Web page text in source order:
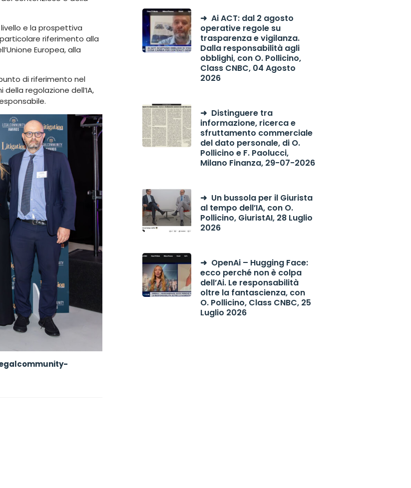
e la prospettiva
riferimento alla
Europea, alla
di riferimento nel
regolazione dell’IA,
Ai ACT: dal 2 agosto
operative regole su
trasparenza e vigilanza.
Dalla responsabilità agli
obblighi, con O. Pollicino,
Class CNBC, 04 Agosto
2026
Distinguere tra
informazione, ricerca e
sfruttamento commerciale
del dato personale, di O.
Pollicino e F. Paolucci,
Milano Finanza, 29-07-2026
Un bussola per il Giurista
al tempo dell’IA, con O.
Pollicino, GiuristAI, 28 Luglio
2026
OpenAi – Hugging Face:
ecco perché non è colpa
dell’Ai. Le responsabilità
oltre la fantascienza, con
O. Pollicino, Class CNBC, 25
Luglio 2026